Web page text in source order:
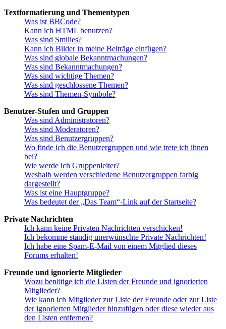
Textformatierung und Thementypen
Was ist BBCode?
Kann ich HTML benutzen?
Was sind Smilies?
Kann ich Bilder in meine Beiträge einfügen?
Was sind globale Bekanntmachungen?
Was sind Bekanntmachungen?
Was sind wichtige Themen?
Was sind geschlossene Themen?
Was sind Themen-Symbole?
Benutzer-Stufen und Gruppen
Was sind Administratoren?
Was sind Moderatoren?
Was sind Benutzergruppen?
Wo finde ich die Benutzergruppen und wie trete ich ihnen
bei?
Wie werde ich Gruppenleiter?
Weshalb werden verschiedene Benutzergruppen farbig
dargestellt?
Was ist eine Hauptgruppe?
Was bedeutet der „Das Team“-Link auf der Startseite?
Private Nachrichten
Ich kann keine Privaten Nachrichten verschicken!
Ich bekomme ständig unerwünschte Private Nachrichten!
Ich habe eine Spam-E-Mail von einem Mitglied dieses
Forums erhalten!
Freunde und ignorierte Mitglieder
Wozu benötige ich die Listen der Freunde und ignorierten
Mitglieder?
Wie kann ich Mitglieder zur Liste der Freunde oder zur Liste
der ignorierten Mitglieder hinzufügen oder diese wieder aus
den Listen entfernen?